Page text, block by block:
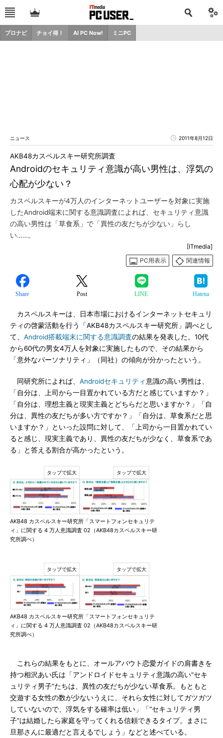
プロナビ チョイ得！ AI PC Now! ミニPC
ニュース 2011年8月12日
Androidのセキュリティ意識が高い男性は、浮気の
心配が少ない？
AKB48カスペルスキー研究所調査
カスペルスキーが4万人のインターネットユーザーを対象に実施
したAndroid端末に関する意識調査によれば、セキュリティ意識
の高い男性は「草食系」で「異性の友だちが少ない」らし
い……。
[ITmedia]
PC用表示
関連情報
Share Post LINE Hatena
カスペルスキーは、日本市場におけるインターネットセキュリ
ティの啓蒙活動を行う「AKB48カスペルスキー研究所」調べとし
て、 Android搭載端末に関する意識調査の結果を発表した。10代
から60代の男女4万人を対象に実施したもので、その結果から
「意外なパーソナリティ」（同社）の傾向が分かったという。
同研究所によれば、 Androidセキュリティ意識の高い男性は、
「自分は、上司から一目置かれている方だと感じていますか？」
「自分は、理想主義と現実主義とどちらだと思いますか？」「自
分は、異性の友だちが多い方ですか？」「自分は、草食系だと思
いますか？」といった設問に対して、「上司から一目置かれてい
ると感じ、現実主義であり、異性の友だちが少なく、草食系であ
る」と答える割合が高かったという。
AKB48 カスペルスキー研究所「スマートフォンセキュリテ
ィ」に関する 4 万人意識調査 02（AKB48カスペルスキー研
究所調べ）
AKB48 カスペルスキー研究所「スマートフォンセキュリテ
ィ」に関する 4 万人意識調査 02（AKB48カスペルスキー研
究所調べ）
これらの結果をもとに、オールアバウト恋愛ガイドの肩書きを
持つ相沢あい氏は「アンドロイドセキュリティ意識の高い“セキ
ュリティ男子”たちは、異性の友だちが少ない草食系。もともと
交遊する女性の数が少ないうえに、それら女性に対してガツガツ
していないので、浮気をする確率は低い」「“セキュリティ男
子”は結婚したら家庭を守ってくれる信頼できるタイプ。まさに
旦那さんに最適だと言えるでしょう」などと述べている。